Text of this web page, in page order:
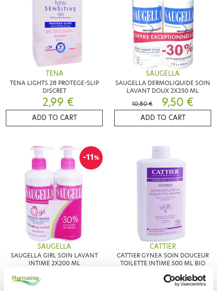
TENA
TENA LIGHTS 28 PROTEGE-SLIP
DISCRET
2,99 €
ADD TO CART
SAUGELLA
SAUGELLA DERMOLIQUIDE SOIN
LAVANT DOUX 2X250 ML
10,80 €
9,50 €
ADD TO CART
-11%
SAUGELLA
SAUGELLA GIRL SOIN LAVANT
INTIME 2X200 ML
8,95 €
CATTIER
CATTIER GYNEA SOIN DOUCEUR
TOILETTE INTIME 500 ML BIO
8,70 €